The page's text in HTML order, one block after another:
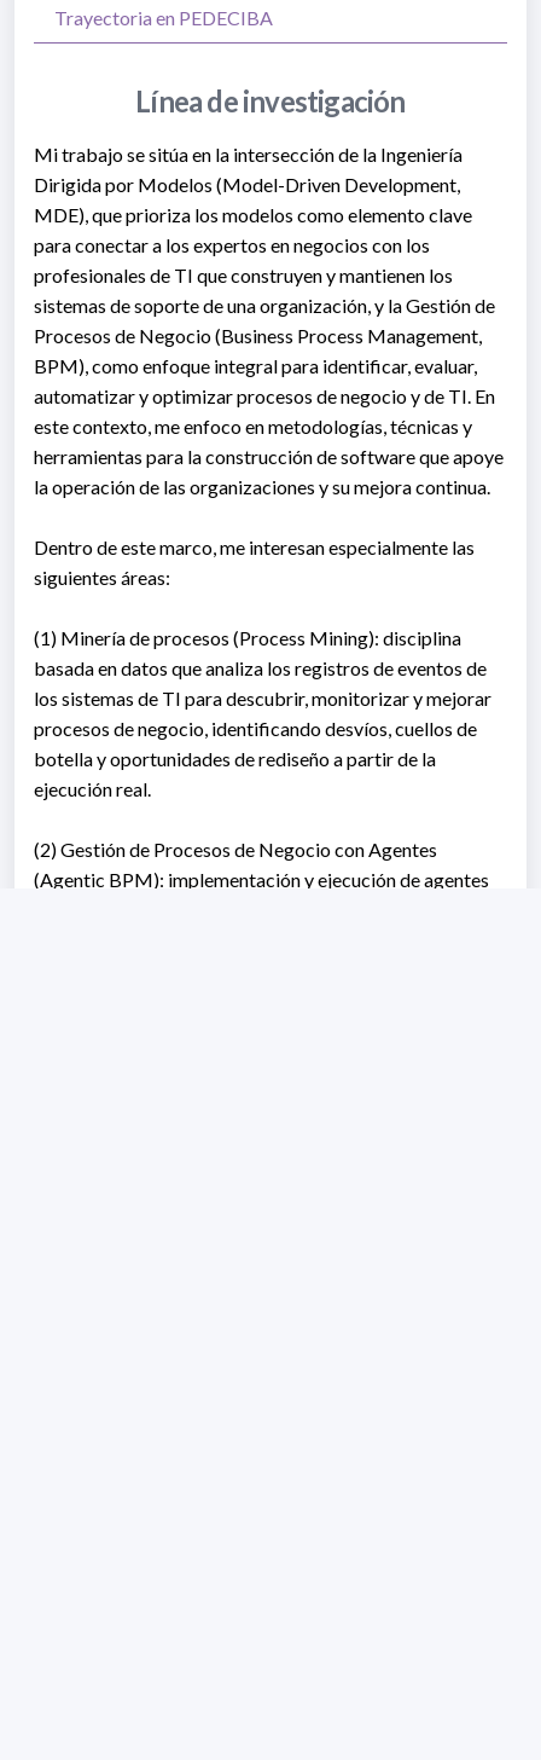
Trayectoria en PEDECIBA
Línea de investigación
Mi trabajo se sitúa en la intersección de la Ingeniería
Dirigida por Modelos (Model-Driven Development,
MDE), que prioriza los modelos como elemento clave
para conectar a los expertos en negocios con los
profesionales de TI que construyen y mantienen los
sistemas de soporte de una organización, y la Gestión de
Procesos de Negocio (Business Process Management,
BPM), como enfoque integral para identificar, evaluar,
automatizar y optimizar procesos de negocio y de TI. En
este contexto, me enfoco en metodologías, técnicas y
herramientas para la construcción de software que apoye
la operación de las organizaciones y su mejora continua.
Dentro de este marco, me interesan especialmente las
siguientes áreas:
(1) Minería de procesos (Process Mining): disciplina
basada en datos que analiza los registros de eventos de
los sistemas de TI para descubrir, monitorizar y mejorar
procesos de negocio, identificando desvíos, cuellos de
botella y oportunidades de rediseño a partir de la
ejecución real.
(2) Gestión de Procesos de Negocio con Agentes
(Agentic BPM): implementación y ejecución de agentes